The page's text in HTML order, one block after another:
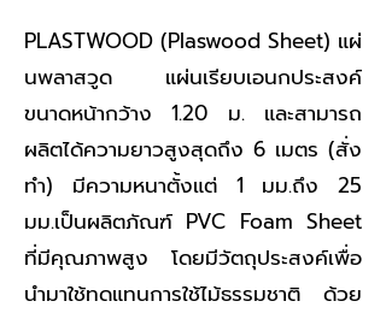
PLASTWOOD (Plaswood Sheet) แผ่
นพลาสวูด แผ่นเรียบเอนกประสงค์
ขนาดหน้ากว้าง 1.20 ม. และสามารถ
ผลิตได้ความยาวสูงสุดถึง 6 เมตร (สั่ง
ทำ) มีความหนาตั้งแต่ 1 มม.ถึง 25
มม.เป็นผลิตภัณฑ์ PVC Foam Sheet
ที่มีคุณภาพสูง โดยมีวัตถุประสงค์เพื่อ
นำมาใช้ทดแทนการใช้ไม้ธรรมชาติ ด้วย